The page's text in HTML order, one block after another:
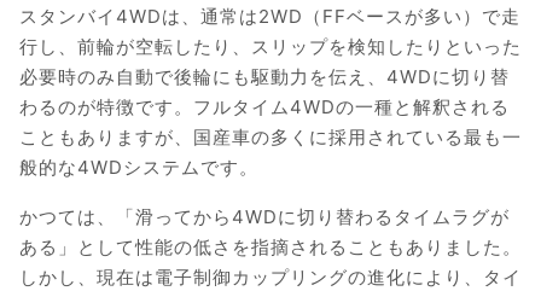
スタンバイ4WDは、通常は2WD（FFベースが多い）で走
行し、前輪が空転したり、スリップを検知したりといった
必要時のみ自動で後輪にも駆動力を伝え、4WDに切り替
わるのが特徴です。フルタイム4WDの一種と解釈される
こともありますが、国産車の多くに採用されている最も一
般的な4WDシステムです。
かつては、「滑ってから4WDに切り替わるタイムラグが
ある」として性能の低さを指摘されることもありました。
しかし、現在は電子制御カップリングの進化により、タイ